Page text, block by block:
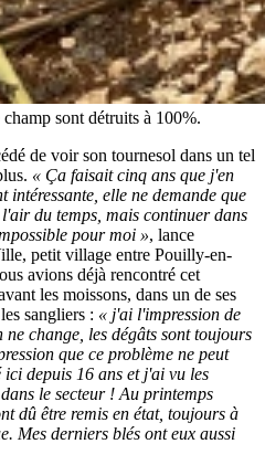
sont détruits à 100%.
de voir son tournesol dans un tel
« Ça faisait cinq ans que j'en
intéressante, elle ne demande que
du temps, mais continuer dans
pour moi », lance
petit village entre Pouilly-en-
avions déjà rencontré cet
les moissons, dans un de ses
sangliers : « j'ai l'impression de
change, les dégâts sont toujours
que ce problème ne peut
depuis 16 ans et j'ai vu les
le secteur ! Au printemps
dû être remis en état, toujours à
Mes derniers blés ont eux aussi